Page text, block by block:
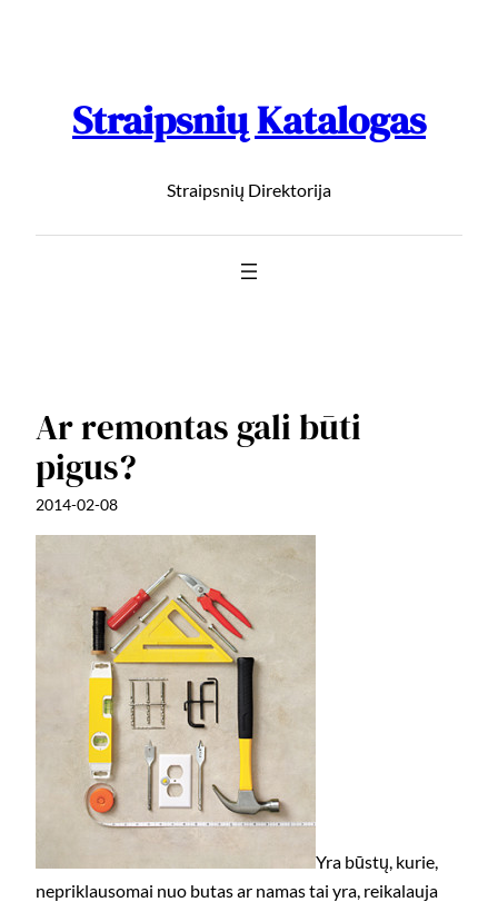
Straipsnių Katalogas
Straipsnių Direktorija
Ar remontas gali būti
pigus?
2014-02-08
Yra būstų, kurie,
nepriklausomai nuo butas ar namas tai yra, reikalauja